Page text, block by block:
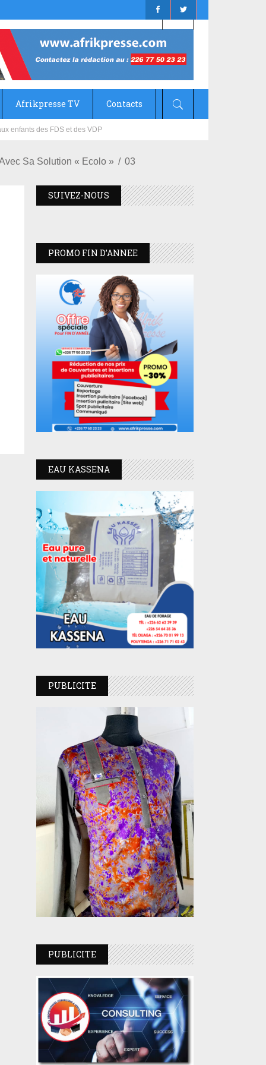
Afrikpresse TV Contacts
Sa Solution « Ecolo » 03
SUIVEZ-NOUS
PROMO FIN D’ANNEE
EAU KASSENA
PUBLICITE
PUBLICITE